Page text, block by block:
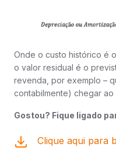
Onde o custo histórico é
o valor residual é o
revenda, por exemplo –
contabilmente) chegar ao
Gostou? Fique ligado
Clique aqui para